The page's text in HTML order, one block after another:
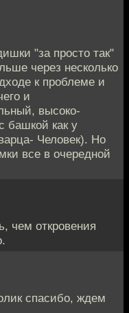
"за просто так"
через несколько
к проблеме и
и
высоко-
башкой как у
Человек). Но
все в очередной
чем откровения
спасибо, ждем